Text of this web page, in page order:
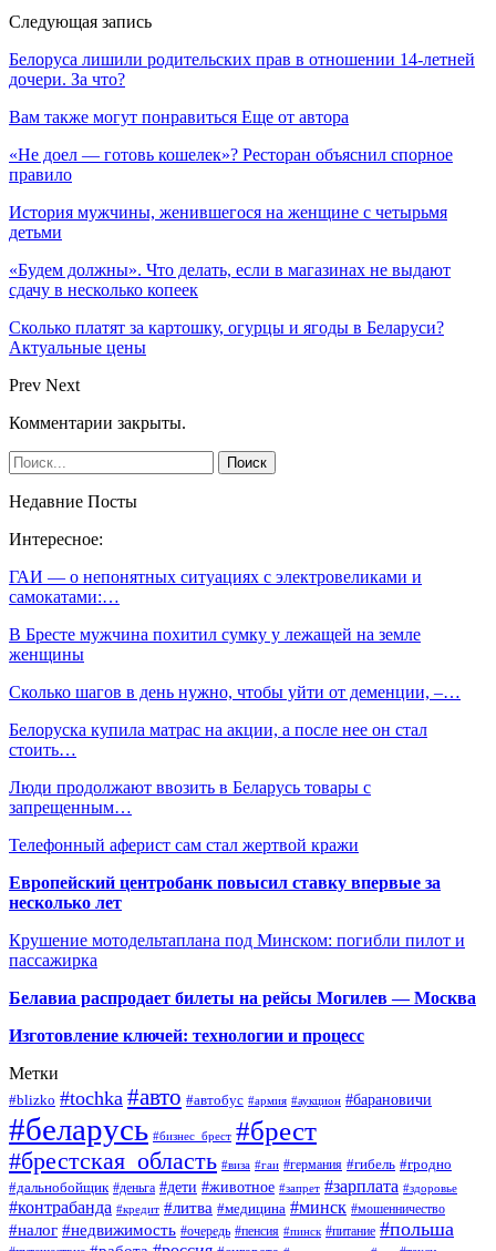
Следующая запись
Белоруса лишили родительских прав в отношении 14-летней
дочери. За что?
Вам также могут понравиться Еще от автора
«Не доел — готовь кошелек»? Ресторан объяснил спорное
правило
История мужчины, женившегося на женщине с четырьмя
детьми
«Будем должны». Что делать, если в магазинах не выдают
сдачу в несколько копеек
Сколько платят за картошку, огурцы и ягоды в Беларуси?
Актуальные цены
Prev Next
Комментарии закрыты.
Недавние Посты
Интересное:
ГАИ — о непонятных ситуациях с электровеликами и
самокатами:…
В Бресте мужчина похитил сумку у лежащей на земле
женщины
Сколько шагов в день нужно, чтобы уйти от деменции, –…
Белоруска купила матрас на акции, а после нее он стал
стоить…
Люди продолжают ввозить в Беларусь товары с
запрещенным…
Телефонный аферист сам стал жертвой кражи
Европейский центробанк повысил ставку впервые за
несколько лет
Крушение мотодельтаплана под Минском: погибли пилот и
пассажирка
Белавиа распродает билеты на рейсы Могилев — Москва
Изготовление ключей: технологии и процесс
Метки
#blizko #tochka #авто #автобус #армия #аукцион #барановичи
#беларусь #бизнес_брест #брест
#брестская_область #виза #гаи #германия #гибель #гродно
#дальнобойщик #деньга #дети #животное #запрет #зарплата #здоровье
#контрабанда #кредит #литва #медицина #минск #мошенничество
#налог #недвижимость #очередь #пенсия #пинск #питание #польша